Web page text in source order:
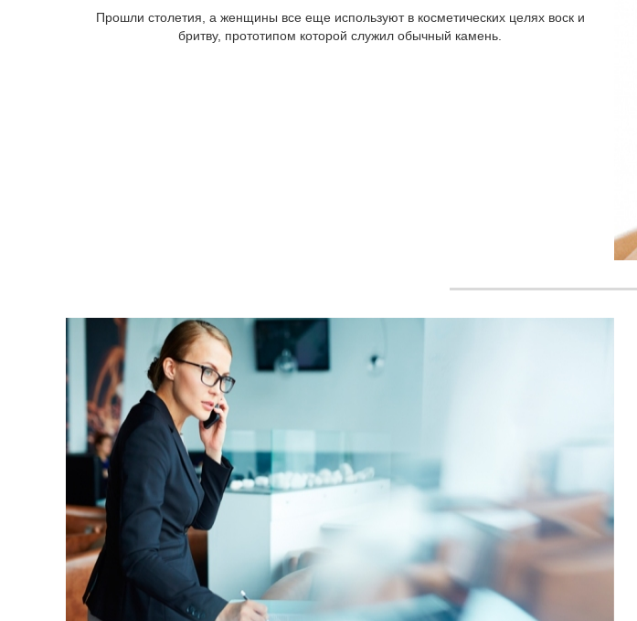
Прошли столетия, а женщины все еще используют в косметических целях воск и
бритву, прототипом которой служил обычный камень.